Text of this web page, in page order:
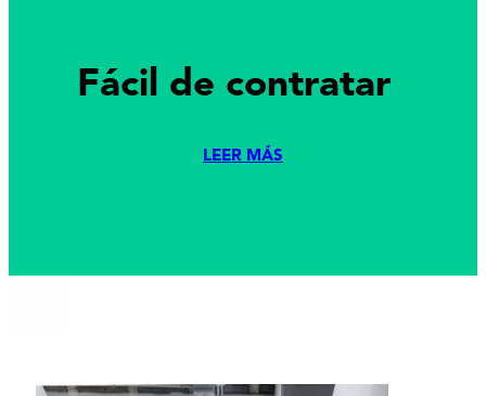
Fácil de contratar
LEER MÁS